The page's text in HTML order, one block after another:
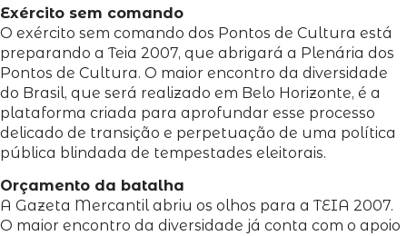
Exército sem comando
O exército sem comando dos Pontos de Cultura está
preparando a Teia 2007, que abrigará a Plenária dos
Pontos de Cultura. O maior encontro da diversidade
do Brasil, que será realizado em Belo Horizonte, é a
plataforma criada para aprofundar esse processo
delicado de transição e perpetuação de uma política
pública blindada de tempestades eleitorais.
Orçamento da batalha
A Gazeta Mercantil abriu os olhos para a TEIA 2007.
O maior encontro da diversidade já conta com o apoio